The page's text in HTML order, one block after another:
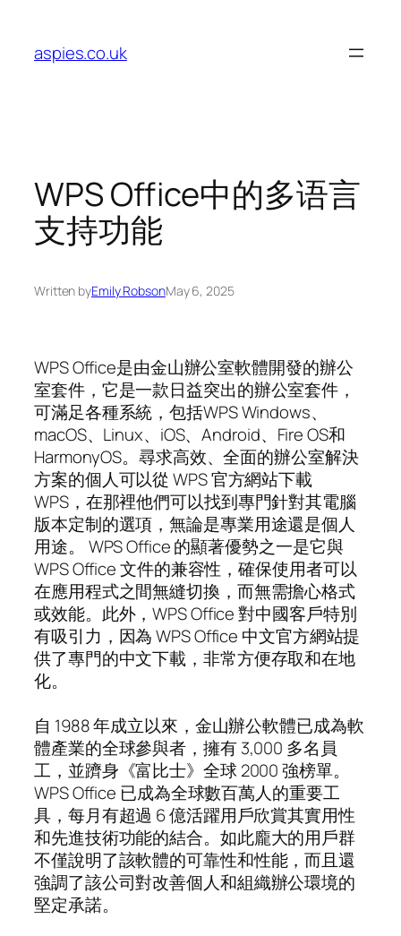
content
aspies.co.uk
WPS Office中的多语言
支持功能
Written byEmily RobsonMay 6, 2025
WPS Office是由金山辦公室軟體開發的辦公
室套件，它是一款日益突出的辦公室套件，
可滿足各種系統，包括WPS Windows、
macOS、Linux、iOS、Android、Fire OS和
HarmonyOS。尋求高效、全面的辦公室解決
方案的個人可以從 WPS 官方網站下載
WPS，在那裡他們可以找到專門針對其電腦
版本定制的選項，無論是專業用途還是個人
用途。 WPS Office 的顯著優勢之一是它與
WPS Office 文件的兼容性，確保使用者可以
在應用程式之間無縫切換，而無需擔心格式
或效能。此外，WPS Office 對中國客戶特別
有吸引力，因為 WPS Office 中文官方網站提
供了專門的中文下載，非常方便存取和在地
化。
自 1988 年成立以來，金山辦公軟體已成為軟
體產業的全球參與者，擁有 3,000 多名員
工，並躋身《富比士》全球 2000 強榜單。
WPS Office 已成為全球數百萬人的重要工
具，每月有超過 6 億活躍用戶欣賞其實用性
和先進技術功能的結合。如此龐大的用戶群
不僅說明了該軟體的可靠性和性能，而且還
強調了該公司對改善個人和組織辦公環境的
堅定承諾。